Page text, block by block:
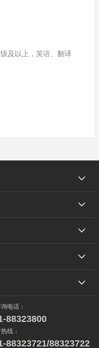
及以上，英语、翻译
电话：
88323800
线：
88323721/88323722